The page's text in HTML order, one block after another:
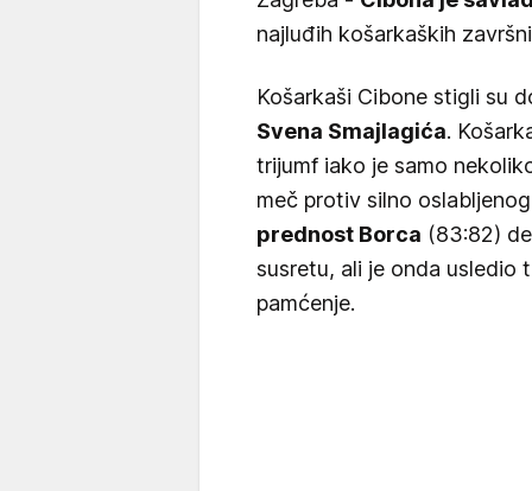
najluđih košarkaških
Košarkaši Cibone stigli su
Svena Smajlagića.
trijumf iako je samo
meč protiv silno
prednost Borca (83:82)
susretu, ali je onda usledio
pamćenje.